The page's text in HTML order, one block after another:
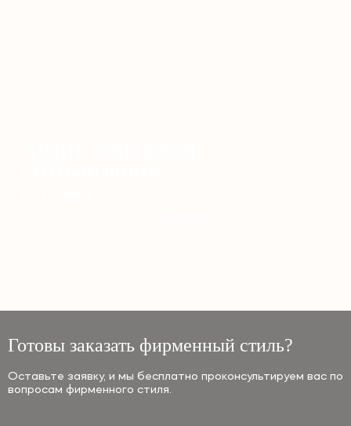
Готовы заказать фирменный стиль?
Оставьте заявку, и мы бесплатно проконсультируем вас по
вопросам фирменного стиля.